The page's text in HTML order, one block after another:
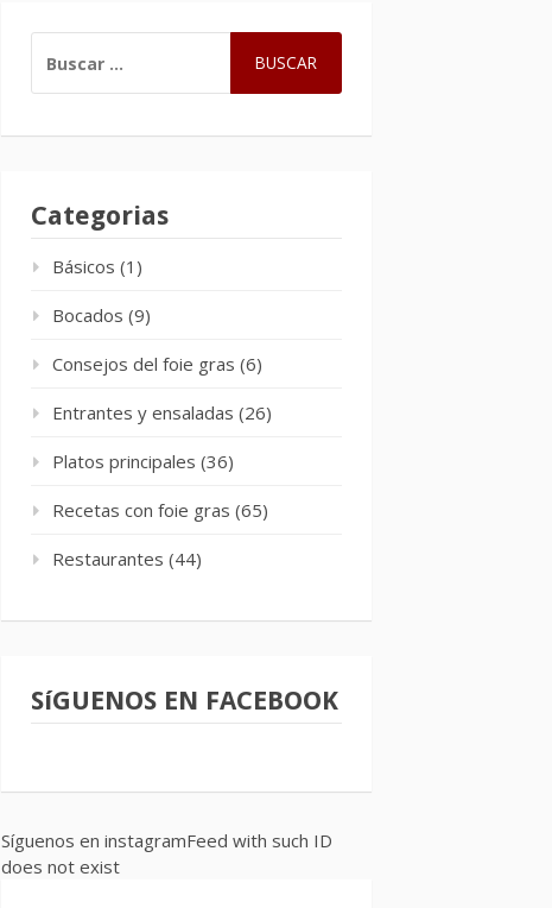
Categorias
Básicos (1)
Bocados (9)
Consejos del foie gras (6)
Entrantes y ensaladas (26)
Platos principales (36)
Recetas con foie gras (65)
Restaurantes (44)
SíGUENOS EN FACEBOOK
Síguenos en instagramFeed with such ID
does not exist